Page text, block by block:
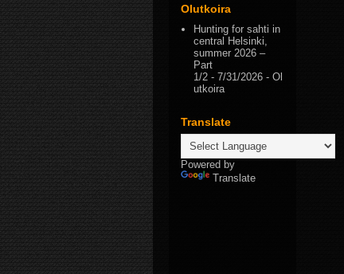
Olutkoira
Hunting for sahti in
central Helsinki,
summer 2026 –
Part
1/2 - 7/31/2026 - Ol
utkoira
Translate
Powered by
Translate